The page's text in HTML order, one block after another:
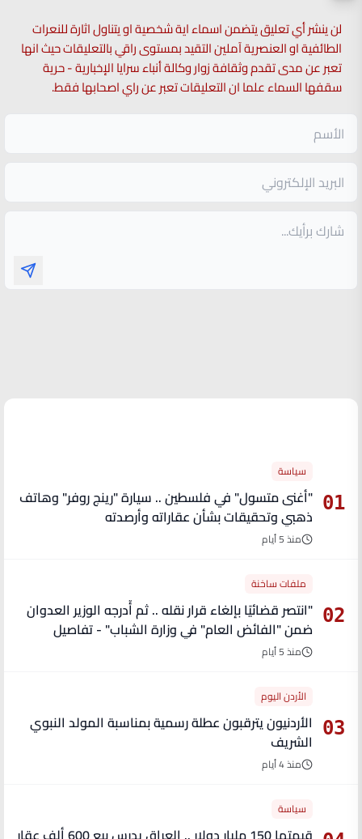
لن ينشر أي تعليق يتضمن اسماء اية شخصية او يتناول اثارة للنعرات
الطائفية او العنصرية آملين التقيد بمستوى راقي بالتعليقات حيث انها
تعبر عن مدى تقدم وثقافة زوار وكالة أنباء سرايا الإخبارية - حرية
سقفها السماء علما ان التعليقات تعبر عن راي اصحابها فقط.
01
سياسة
"أغنى متسول" في فلسطين .. سيارة "رينج روفر" وهاتف
ذهبي وتحقيقات بشأن عقاراته وأرصدته
منذ 5 أيام
02
ملفات ساخنة
"انتصر قضائيًا بإلغاء قرار نقله .. ثم أُدرجه الوزير العدوان
ضمن "الفائض العام" في وزارة الشباب" - تفاصيل
منذ 5 أيام
03
الأردن اليوم
الأردنيون يترقبون عطلة رسمية بمناسبة المولد النبوي
الشريف
منذ 4 أيام
سياسة